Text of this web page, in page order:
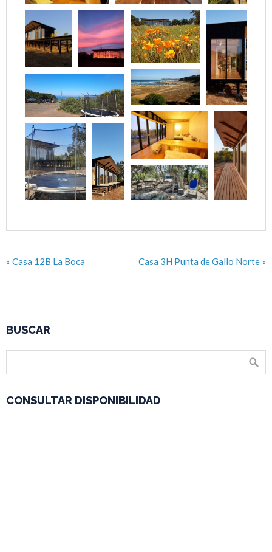
« Casa 12B La Boca Casa 3H Punta de Gallo Norte »
BUSCAR
CONSULTAR DISPONIBILIDAD